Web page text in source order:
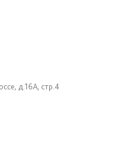
д.16А, стр.4